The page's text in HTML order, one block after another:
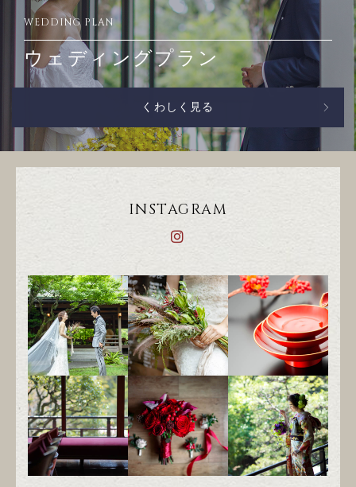
WEDDING PLAN
ウェディングプラン
くわしく見る
INSTAGRAM